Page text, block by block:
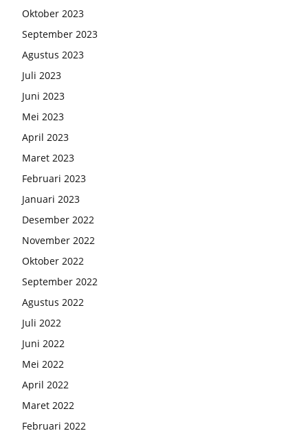
Oktober 2023
September 2023
Agustus 2023
Juli 2023
Juni 2023
Mei 2023
April 2023
Maret 2023
Februari 2023
Januari 2023
Desember 2022
November 2022
Oktober 2022
September 2022
Agustus 2022
Juli 2022
Juni 2022
Mei 2022
April 2022
Maret 2022
Februari 2022